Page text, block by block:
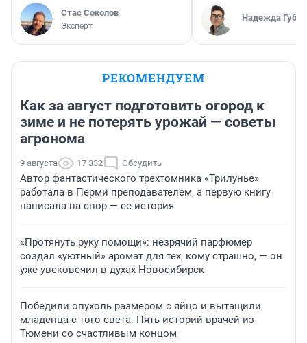
Стас Соколов
Эксперт
Надежда
РЕКОМЕНДУЕМ
Как за август подготовить огород к
зиме и не потерять урожай — советы
агронома
9 августа 17 332 Обсудить
Автор фантастического трехтомника «Трилунье»
работала в Перми преподавателем, а первую книгу
написала на спор — ее история
«Протянуть руку помощи»: незрячий парфюмер
создал «уютный» аромат для тех, кому страшно, — он
уже увековечил в духах Новосибирск
Победили опухоль размером с яйцо и вытащили
младенца с того света. Пять историй врачей из
Тюмени со счастливым концом